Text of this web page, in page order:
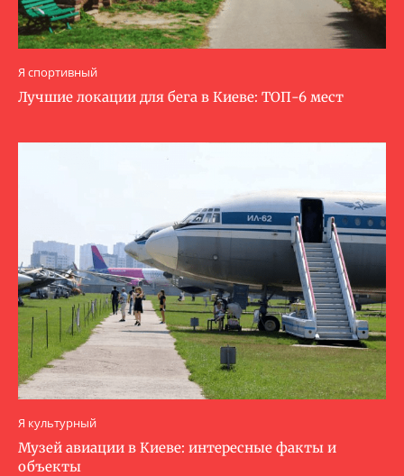
Я спортивный
Лучшие локации для бега в Киеве: ТОП-6 мест
Я культурный
Музей авиации в Киеве: интересные факты и
объекты